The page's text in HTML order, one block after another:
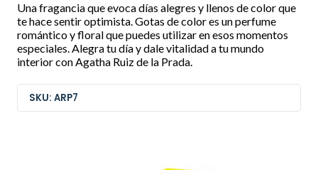
Una fragancia que evoca días alegres y llenos de color que
te hace sentir optimista. Gotas de color es un perfume
romántico y floral que puedes utilizar en esos momentos
especiales. Alegra tu día y dale vitalidad a tu mundo
interior con Agatha Ruiz de la Prada.
SKU: ARP7